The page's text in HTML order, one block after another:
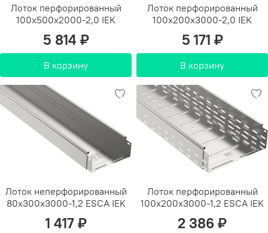
Лоток перфорированный
100х500х2000-2,0 IEK
5 814 ₽
В корзину
Лоток перфорированный
100х200х3000-2,0 IEK
5 171 ₽
В корзину
Лоток неперфорированный
80х300х3000-1,2 ESCA IEK
1 417 ₽
Лоток перфорированный
100х200х3000-1,2 ESCA IEK
2 386 ₽